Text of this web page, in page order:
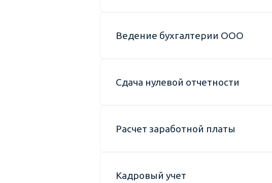
Ведение бухгалтерии ООО
Сдача нулевой отчетности
Расчет заработной платы
Кадровый учет